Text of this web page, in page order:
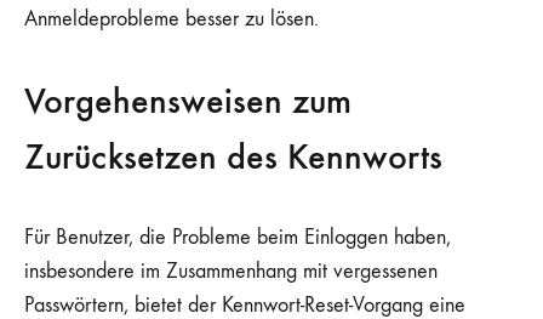
Anmeldeprobleme besser zu lösen.
Vorgehensweisen zum
Zurücksetzen des Kennworts
Für Benutzer, die Probleme beim Einloggen haben,
insbesondere im Zusammenhang mit vergessenen
Passwörtern, bietet der Kennwort-Reset-Vorgang eine